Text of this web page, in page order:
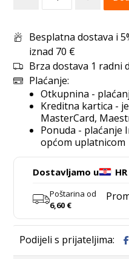
Besplatna dostava i
iznad 70 €
Brza dostava 1 radni
Plaćanje:
Otkupnina -
Kreditna kartica -
MasterCard,
Ponuda - plaćanje
općom uplatnicom
Dostavljamo u HR
Poštarina od
6,60 €